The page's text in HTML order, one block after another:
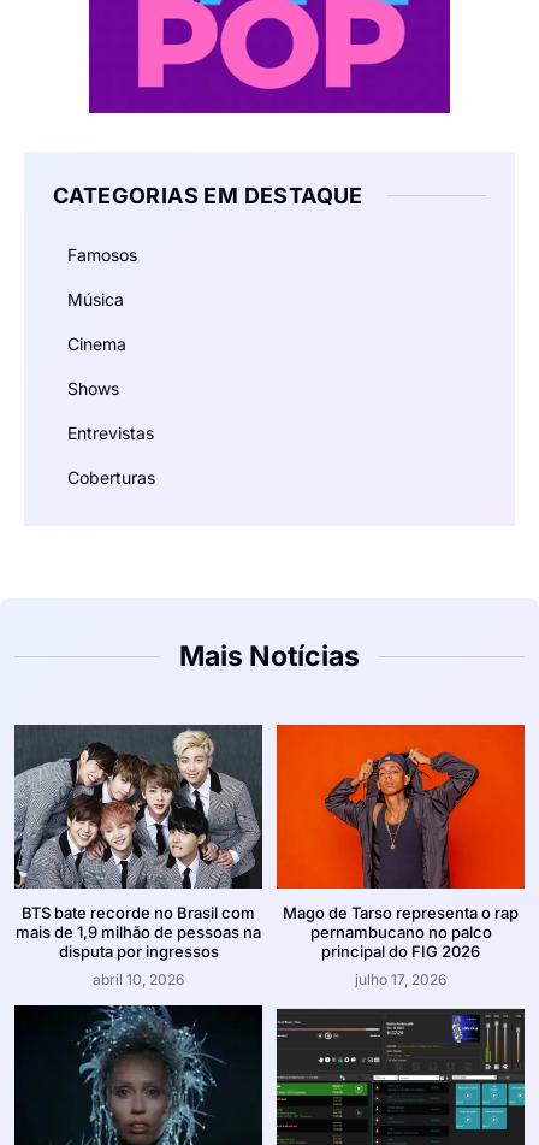
CATEGORIAS EM DESTAQUE
Famosos
Música
Cinema
Shows
Entrevistas
Coberturas
Mais Notícias
BTS bate recorde no Brasil com
mais de 1,9 milhão de pessoas na
disputa por ingressos
abril 10, 2026
Mago de Tarso representa o rap
pernambucano no palco
principal do FIG 2026
julho 17, 2026